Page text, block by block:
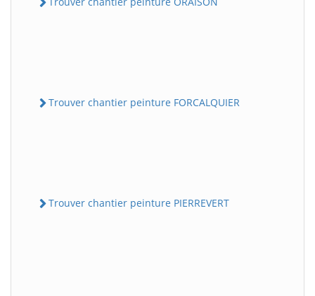
Trouver chantier peinture FORCALQUIER
Trouver chantier peinture PIERREVERT